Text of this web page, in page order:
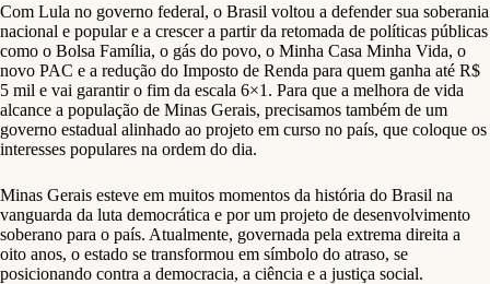
Com Lula no governo federal, o Brasil voltou a defender sua soberania
nacional e popular e a crescer a partir da retomada de políticas públicas
como o Bolsa Família, o gás do povo, o Minha Casa Minha Vida, o
novo PAC e a redução do Imposto de Renda para quem ganha até R$
5 mil e vai garantir o fim da escala 6×1. Para que a melhora de vida
alcance a população de Minas Gerais, precisamos também de um
governo estadual alinhado ao projeto em curso no país, que coloque os
interesses populares na ordem do dia.
Minas Gerais esteve em muitos momentos da história do Brasil na
vanguarda da luta democrática e por um projeto de desenvolvimento
soberano para o país. Atualmente, governada pela extrema direita a
oito anos, o estado se transformou em símbolo do atraso, se
posicionando contra a democracia, a ciência e a justiça social.